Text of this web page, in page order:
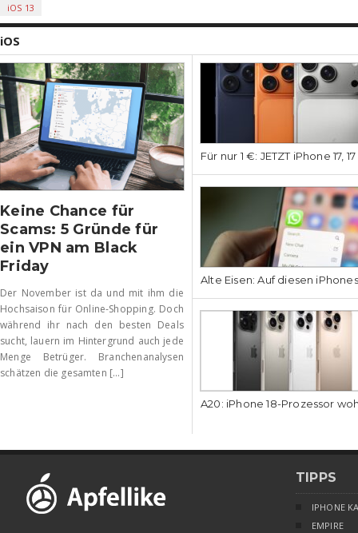
iOS 13
iOS
Keine Chance für
Scams: 5 Gründe für
ein VPN am Black
Friday
Der November ist da und mit ihm die
Hochsaison für Online-Shopping. Doch
während ihr nach den besten Deals
sucht, lauern im Hintergrund auch jede
Menge Betrüger. Branchenanalysen
schätzen die gesamten [...]
Für nur 1 €: JETZT iPhone 17,
Alte Eisen: Auf diesen
A20: iPhone 18-Prozessor
TIPPS
IPHONE
EMPIRE